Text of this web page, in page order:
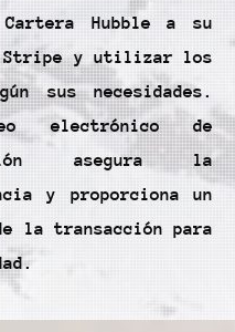
Hubble a su
Stripe y utilizar los
sus necesidades.
electrónico de
asegura la
y proporciona un
la transacción para